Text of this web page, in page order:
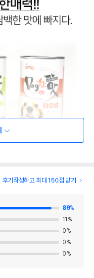
후기작성하고 최대 150점 받기
89%
11 %
0%
0%
0%